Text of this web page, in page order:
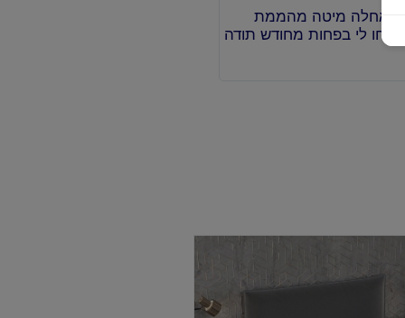
אחלה מיטה מהממת
שלחו לי בפחות מחודש תודה